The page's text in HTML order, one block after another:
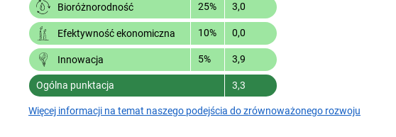
Bioróżnorodność 25% 3,0
Efektywność ekonomiczna 10% 0,0
Innowacja 5% 3,9
Ogólna punktacja 3,3
Więcej informacji na temat naszego podejścia do zrównoważonego rozwoju